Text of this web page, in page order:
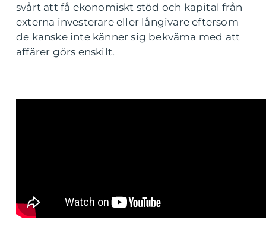
svårt att få ekonomiskt stöd och kapital från
externa investerare eller långivare eftersom
de kanske inte känner sig bekväma med att
affärer görs enskilt.